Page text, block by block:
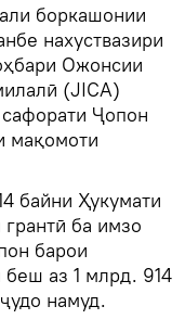
боркашонии
нахуствазири
Ожонсии
(JICA)
Ҷопон
мақомоти
байни Ҳукумати
ба имзо
барои
аз 1 млрд. 914
намуд.